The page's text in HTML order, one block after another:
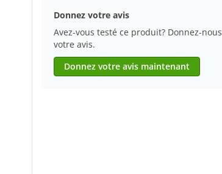
Donnez votre avis
Avez-vous testé ce produit? Donnez-nous
votre avis.
Donnez votre avis maintenant